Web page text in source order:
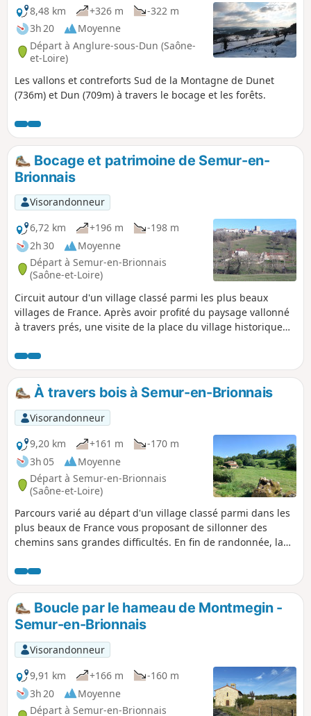
8,48 km
+326 m
-322 m
3h 20
Moyenne
Départ à Anglure-sous-Dun (Saône-
et-Loire)
Les vallons et contreforts Sud de la Montagne de Dunet
(736m) et Dun (709m) à travers le bocage et les forêts.
Bocage et patrimoine de Semur-en-
Brionnais
Visorandonneur
6,72 km
+196 m
-198 m
2h 30
Moyenne
Départ à Semur-en-Brionnais
(Saône-et-Loire)
Circuit autour d'un village classé parmi les plus beaux
villages de France. Après avoir profité du paysage vallonné
à travers prés, une visite de la place du village historique
Bourgogne), Collégiale Saint-Hilaire. Pour préserver le côté
authentique du village, il est recommandé de se garer sur
l'un des parkings (voir Infos pratiques).
À travers bois à Semur-en-Brionnais
Visorandonneur
9,20 km
+161 m
-170 m
3h 05
Moyenne
Départ à Semur-en-Brionnais
(Saône-et-Loire)
Parcours varié au départ d'un village classé parmi dans les
plus beaux de France vous proposant de sillonner des
chemins sans grandes difficultés. En fin de randonnée, la
moyen âge, église romane...)
Boucle par le hameau de Montmegin -
Semur-en-Brionnais
Visorandonneur
9,91 km
+166 m
-160 m
3h 20
Moyenne
Départ à Semur-en-Brionnais